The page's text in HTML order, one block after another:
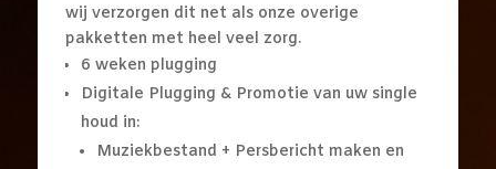
wij verzorgen dit net als onze overige
pakketten met heel veel zorg.
6 weken plugging
Digitale Plugging & Promotie van uw single
houd in:
Muziekbestand + Persbericht maken en